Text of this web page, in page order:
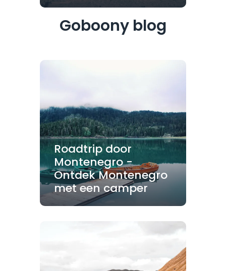
Goboony blog
Roadtrip door
Montenegro -
Ontdek Montenegro
met een camper